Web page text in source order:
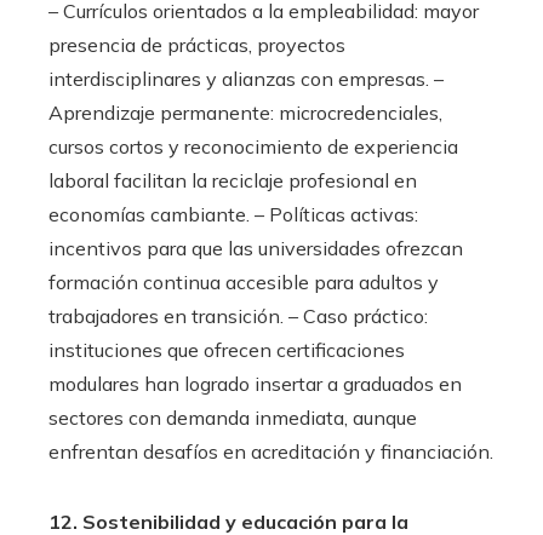
– Currículos orientados a la empleabilidad: mayor
presencia de prácticas, proyectos
interdisciplinares y alianzas con empresas. –
Aprendizaje permanente: microcredenciales,
cursos cortos y reconocimiento de experiencia
laboral facilitan la reciclaje profesional en
economías cambiante. – Políticas activas:
incentivos para que las universidades ofrezcan
formación continua accesible para adultos y
trabajadores en transición. – Caso práctico:
instituciones que ofrecen certificaciones
modulares han logrado insertar a graduados en
sectores con demanda inmediata, aunque
enfrentan desafíos en acreditación y financiación.
12. Sostenibilidad y educación para la